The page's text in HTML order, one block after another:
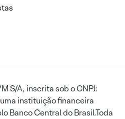
S/A, inscrita sob o CNPJ:
instituição financeira
Banco Central do Brasil.Toda